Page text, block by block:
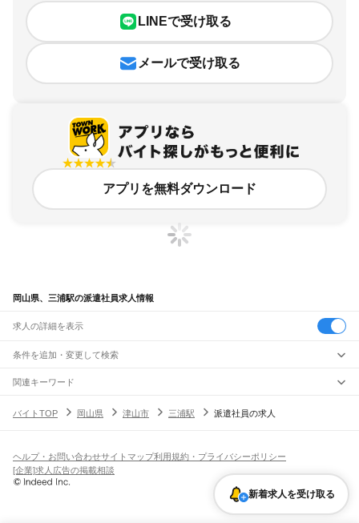
LINEで受け取る
メールで受け取る
アプリを無料ダウンロード
岡山県、三浦駅の派遣社員求人情報
求人の詳細を表示
条件を追加・変更して検索
市区町村を追加・変更
岡山県すべて
倉敷市津山市玉野市笠岡市井原市総社市高梁市新見市備前市瀬戸内市
真庭市美作市浅口市 小田郡真庭郡苫田郡勝田郡英田郡
駅を追加・変更
三石駅 吉永駅和気駅 熊山駅万富駅瀬戸駅上道駅東岡山駅 高島駅
JR山陽本線(岡山～三原)
岡山駅 北長瀬駅 新倉敷駅金光駅鴨方駅 里庄駅笠岡駅
飲食・フードサービス
飲食・フードサービス
ホールスタッフ
皿洗い・洗い場精肉・鮮魚加工
バー（BAR）・バーテンダー
飲食店（店長・マネージャー）
特徴を追加・変更
人気
髪型・髪色自由ひげOKネイルOK
留学生・外国人活躍中
関連キーワード
バイトTOP
岡山県 津山市 三浦駅 派遣社員の求人
新着求人を受け取る
ヘルプ・お問い合わせサイトマップ利用規約・プライバシーポリシー
[企業]求人広告の掲載相談